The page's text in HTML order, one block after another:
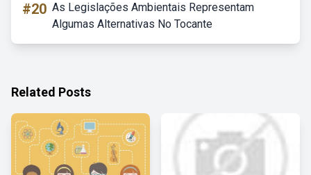
#20 As Legislações Ambientais Representam
Algumas Alternativas No Tocante
Related Posts